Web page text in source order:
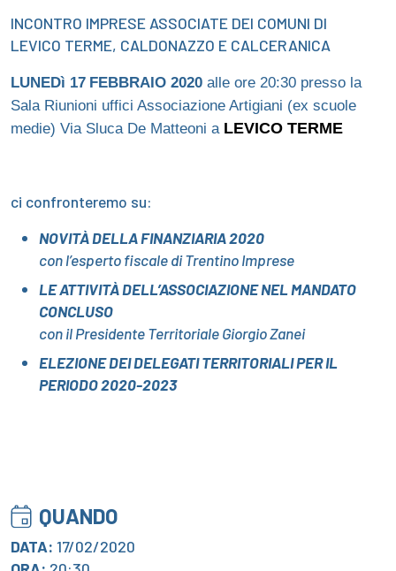
INCONTRO IMPRESE ASSOCIATE DEI COMUNI DI
LEVICO TERME, CALDONAZZO E CALCERANICA
LUNEDì 17 FEBBRAIO 2020 alle ore 20:30 presso la
Sala Riunioni uffici Associazione Artigiani (ex scuole
medie) Via Sluca De Matteoni a LEVICO TERME
ci confronteremo su:
NOVITÀ DELLA FINANZIARIA 2020
con l’esperto fiscale di Trentino Imprese
LE ATTIVITÀ DELL’ASSOCIAZIONE NEL MANDATO
CONCLUSO
con il Presidente Territoriale Giorgio Zanei
ELEZIONE DEI DELEGATI TERRITORIALI PER IL
PERIODO 2020-2023
QUANDO
DATA: 17/02/2020